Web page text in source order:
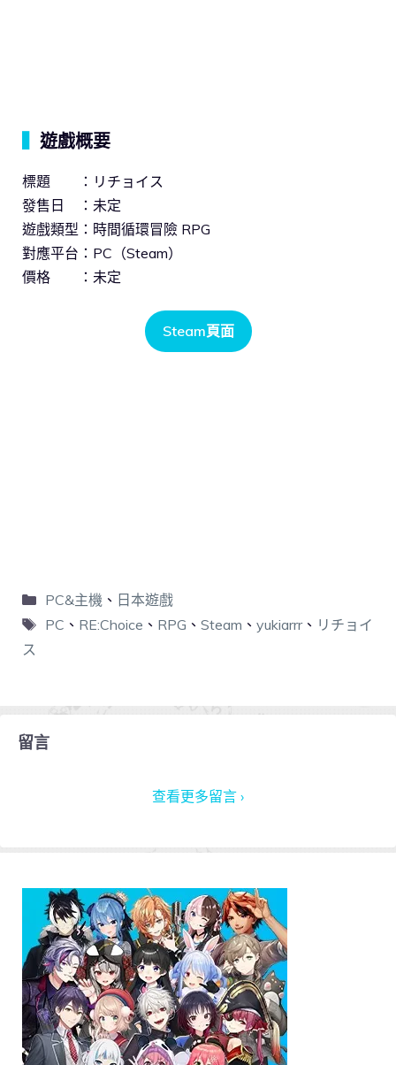
遊戲概要
標題 ：リチョイス
發售日 ：未定
遊戲類型：時間循環冒險 RPG
對應平台：PC（Steam）
價格 ：未定
Steam頁面
PC&主機、 日本遊戲
PC 、 RE:Choice 、 RPG 、 Steam 、 yukiarrr、 リチョイ
ス
留言
查看更多留言 ›